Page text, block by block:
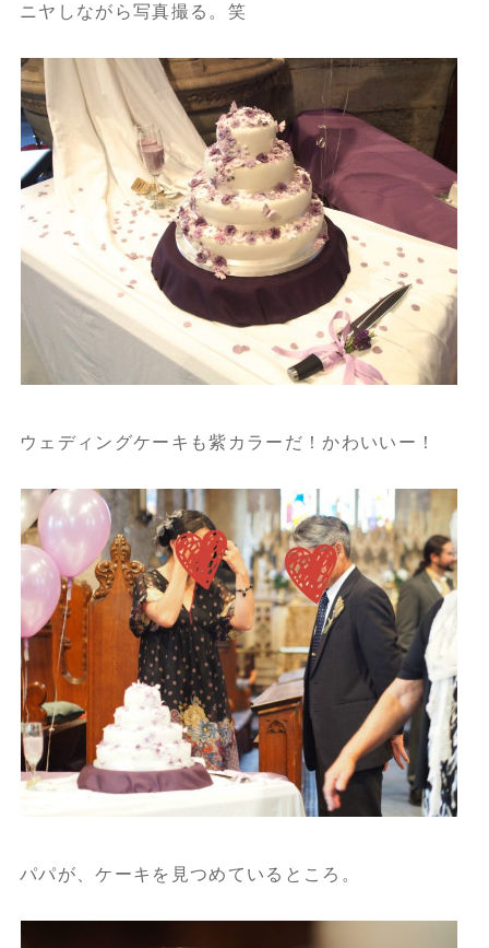
ニヤしながら写真撮る。笑
ウェディングケーキも紫カラーだ！かわいいー！
パパが、ケーキを見つめているところ。